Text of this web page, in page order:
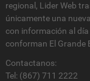
regional, Lider Web
únicamente una
con información al
conforman El Grande
Contactanos:
Tel: (867) 711 2222